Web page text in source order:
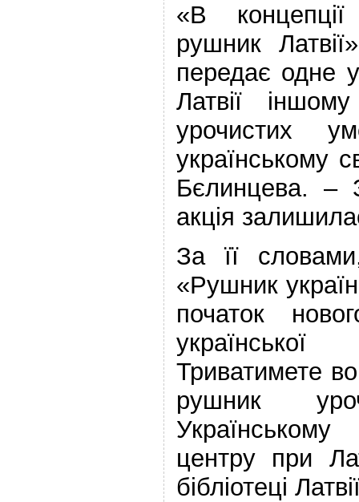
«В концепції
рушник
передає одне
Латвії
урочистих
українському
Бєлинцева.
акція
За її
«Рушник
початок
Триватимете
рушник
центру при
бібліотеці